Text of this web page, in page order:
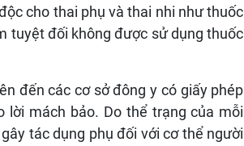
cho thai phụ và thai nhi như thuốc
tuyệt đối không được sử dụng thuốc
đến các cơ sở đông y có giấy phép
mách bảo. Do thể trạng của mỗi
tác dụng phụ đối với cơ thể người